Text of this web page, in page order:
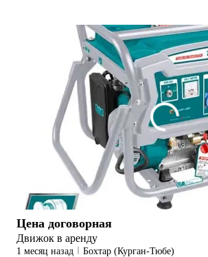
Цена договорная
Движок в аренду
1 месяц назад Бохтар (Курган-Тюбе)